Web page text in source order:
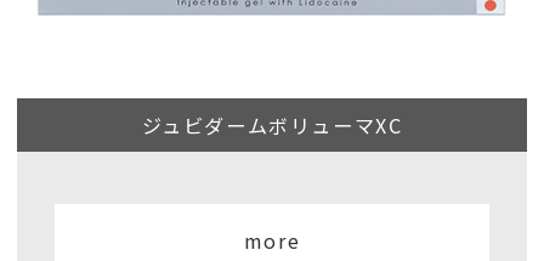
ジュビダームボリューマXC
more